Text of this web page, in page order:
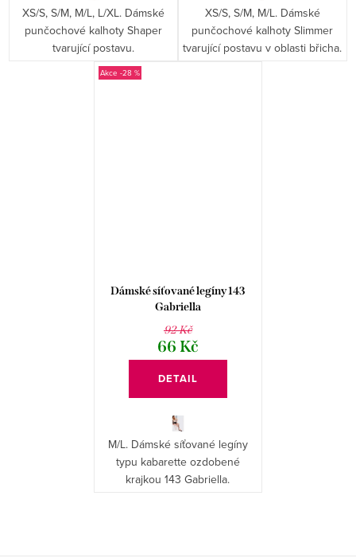
XS/S, S/M, M/L, L/XL. Dámské
punčochové kalhoty Shaper
tvarující postavu.
XS/S, S/M, M/L. Dámské
punčochové kalhoty Slimmer
tvarující postavu v oblasti břicha.
-28 %
Dámské síťované legíny 143
Gabriella
92 Kč
66 Kč
DETAIL
M/L. Dámské síťované legíny
typu kabarette ozdobené
krajkou 143 Gabriella.